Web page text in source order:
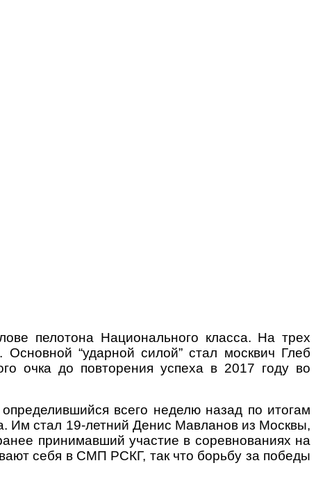
пелотона Национального класса. На трех
“ударной силой” стал москвич Глеб
очка до повторения успеха в 2017 году во
всего неделю назад по итогам
Им стал 19-летний Денис Мавланов из Москвы,
принимавший участие в соревнованиях на
себя в СМП РСКГ, так что борьбу за победы